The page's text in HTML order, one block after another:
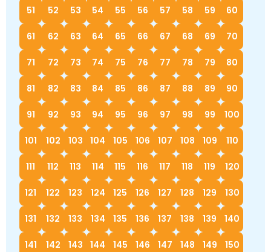
51 52 53 54 55 56 57 58 59 60
61 62 63 64 65 66 67 68 69 70
71 72 73 74 75 76 77 78 79 80
81 82 83 84 85 86 87 88 89 90
91 92 93 94 95 96 97 98 99 100
101 102 103 104 105 106 107 108 109 110
111 112 113 114 115 116 117 118 119 120
121 122 123 124 125 126 127 128 129 130
131 132 133 134 135 136 137 138 139 140
141 142 143 144 145 146 147 148 149 150